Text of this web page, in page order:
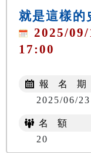
就是這樣的
2025/
17:00
報 名 期
2025/06/
名 額
20